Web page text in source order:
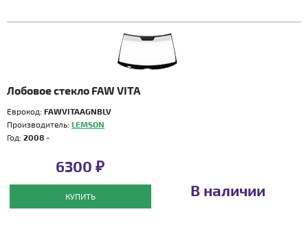
Лобовое стекло FAW VITA
Еврокод: FAWVITAAGNBLV
Производитель: LEMSON
Год: 2008 -
6300 ₽
КУПИТЬ В наличии